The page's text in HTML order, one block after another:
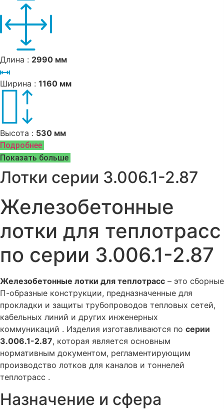
Длина : 2990 мм
Ширина : 1160 мм
Высота : 530 мм
Подробнее
Показать больше
Лотки серии 3.006.1-2.87
Железобетонные
лотки для теплотрасс
по серии 3.006.1-2.87
Железобетонные лотки для теплотрасс – это сборные
П-образные конструкции, предназначенные для
прокладки и защиты трубопроводов тепловых сетей,
кабельных линий и других инженерных
коммуникаций . Изделия изготавливаются по серии
3.006.1-2.87, которая является основным
нормативным документом, регламентирующим
производство лотков для каналов и тоннелей
теплотрасс .
Назначение и сфера